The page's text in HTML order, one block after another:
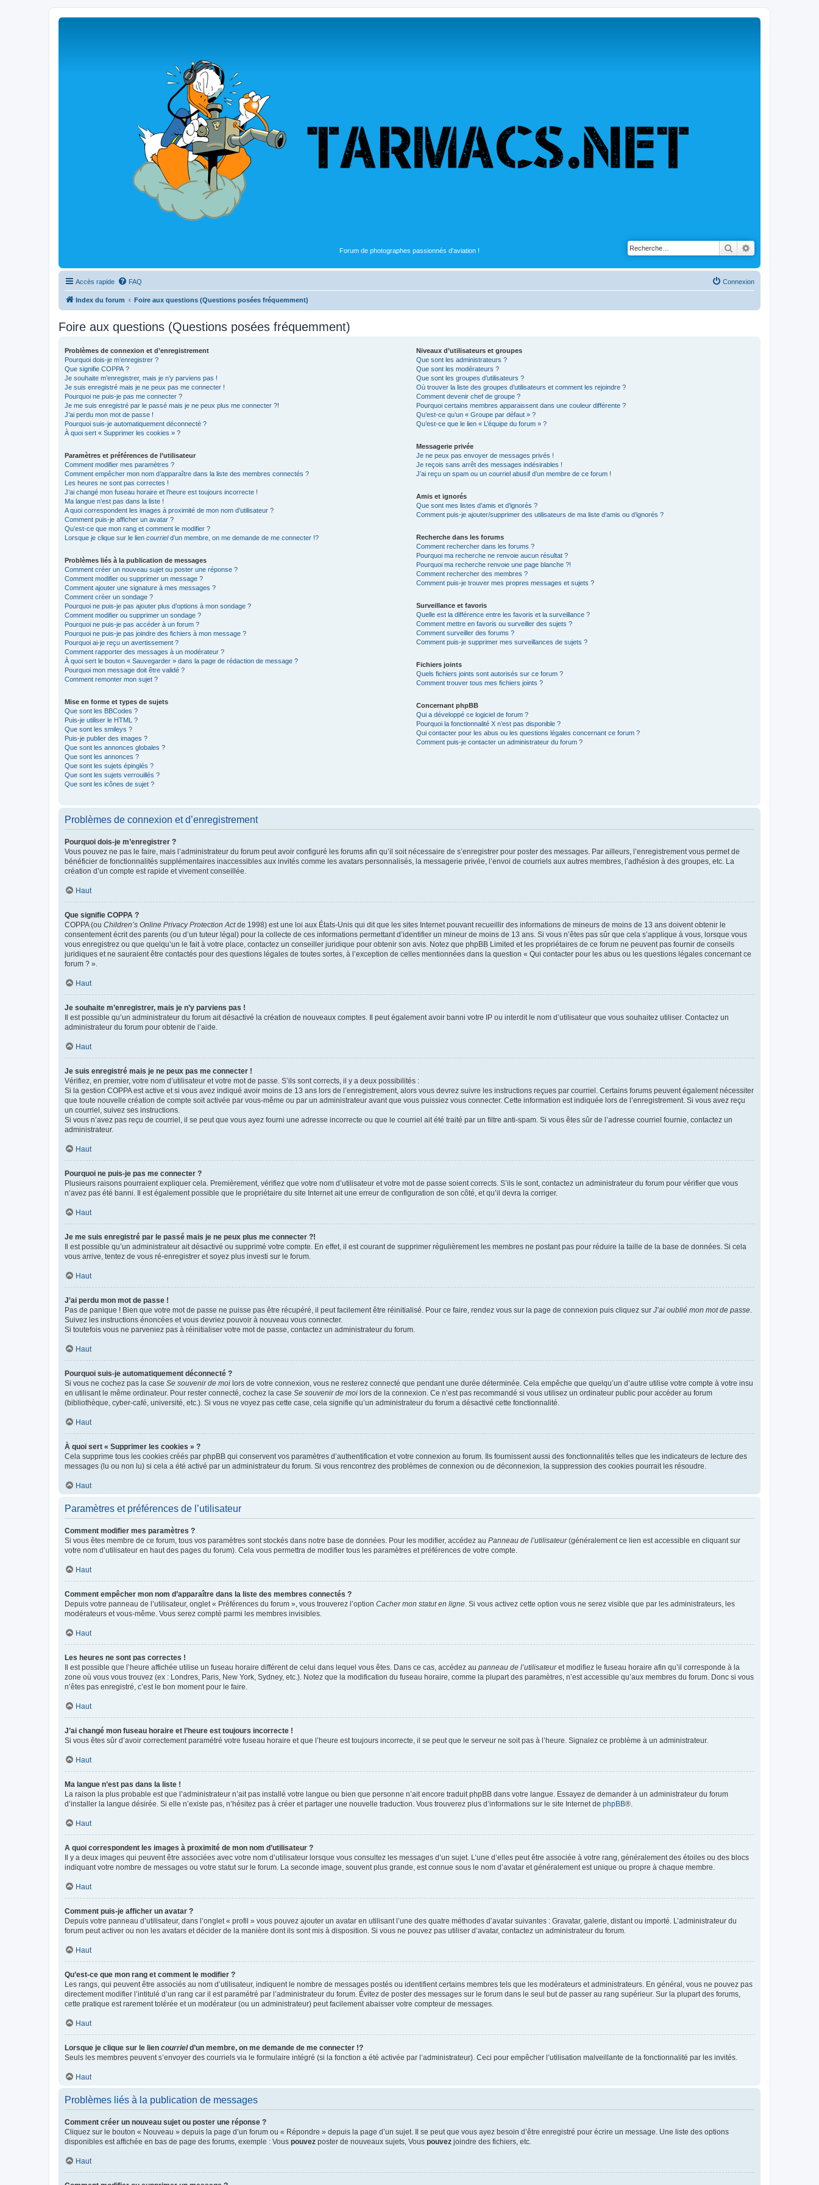
Forum de photographes passionnés d'aviation ! Rechercher
Accès rapide FAQ Connexion
Index du forum Foire aux questions (Questions posées fréquemment)
Foire aux questions (Questions posées fréquemment)
Problèmes de connexion et d’enregistrement
Pourquoi dois-je m’enregistrer ?
Que signifie COPPA ?
Je souhaite m’enregistrer, mais je n’y parviens pas !
Je suis enregistré mais je ne peux pas me connecter !
Pourquoi ne puis-je pas me connecter ?
Je me suis enregistré par le passé mais je ne peux plus me connecter ?!
J’ai perdu mon mot de passe !
Pourquoi suis-je automatiquement déconnecté ?
À quoi sert « Supprimer les cookies » ?
Paramètres et préférences de l’utilisateur
Comment modifier mes paramètres ?
Comment empêcher mon nom d’apparaître dans la liste des membres connectés ?
Les heures ne sont pas correctes !
J’ai changé mon fuseau horaire et l’heure est toujours incorrecte !
Ma langue n’est pas dans la liste !
A quoi correspondent les images à proximité de mon nom d’utilisateur ?
Comment puis-je afficher un avatar ?
Qu’est-ce que mon rang et comment le modifier ?
Lorsque je clique sur le lien courrield’un membre, on me demande de me connecter !?
Problèmes liés à la publication de messages
Comment créer un nouveau sujet ou poster une réponse ?
Comment modifier ou supprimer un message ?
Comment ajouter une signature à mes messages ?
Comment créer un sondage ?
Pourquoi ne puis-je pas ajouter plus d’options à mon sondage ?
Comment modifier ou supprimer un sondage ?
Pourquoi ne puis-je pas accéder à un forum ?
Pourquoi ne puis-je pas joindre des fichiers à mon message ?
Pourquoi ai-je reçu un avertissement ?
Comment rapporter des messages à un modérateur ?
À quoi sert le bouton « Sauvegarder » dans la page de rédaction de message ?
Pourquoi mon message doit être validé ?
Comment remonter mon sujet ?
Mise en forme et types de sujets
Que sont les BBCodes ?
Puis-je utiliser le HTML ?
Que sont les smileys ?
Puis-je publier des images ?
Que sont les annonces globales ?
Que sont les annonces ?
Que sont les sujets épinglés ?
Que sont les sujets verrouillés ?
Que sont les icônes de sujet ?
Niveaux d’utilisateurs et groupes
Que sont les administrateurs ?
Que sont les modérateurs ?
Que sont les groupes d’utilisateurs ?
Où trouver la liste des groupes d’utilisateurs et comment les rejoindre ?
Comment devenir chef de groupe ?
Pourquoi certains membres apparaissent dans une couleur différente ?
Qu’est-ce qu’un « Groupe par défaut » ?
Qu’est-ce que le lien « L’équipe du forum » ?
Messagerie privée
Je ne peux pas envoyer de messages privés !
Je reçois sans arrêt des messages indésirables !
J’ai reçu un spam ou un courriel abusif d’un membre de ce forum !
Amis et ignorés
Que sont mes listes d’amis et d’ignorés ?
Comment puis-je ajouter/supprimer des utilisateurs de ma liste d’amis ou d’ignorés ?
Recherche dans les forums
Comment rechercher dans les forums ?
Pourquoi ma recherche ne renvoie aucun résultat ?
Pourquoi ma recherche renvoie une page blanche ?!
Comment rechercher des membres ?
Comment puis-je trouver mes propres messages et sujets ?
Surveillance et favoris
Quelle est la différence entre les favoris et la surveillance ?
Comment mettre en favoris ou surveiller des sujets ?
Comment surveiller des forums ?
Comment puis-je supprimer mes surveillances de sujets ?
Fichiers joints
Quels fichiers joints sont autorisés sur ce forum ?
Comment trouver tous mes fichiers joints ?
Concernant phpBB
Qui a développé ce logiciel de forum ?
Pourquoi la fonctionnalité X n’est pas disponible ?
Qui contacter pour les abus ou les questions légales concernant ce forum ?
Comment puis-je contacter un administrateur du forum ?
Problèmes de connexion et d’enregistrement
Pourquoi dois-je m’enregistrer ?
Vous pouvez ne pas le faire, mais l’administrateur du forum peut avoir configuré les forums afin qu’il soit nécessaire de s’enregistrer pour poster des messages. Par ailleurs, l’enregistrement vous permet de
bénéficier de fonctionnalités supplémentaires inaccessibles aux invités comme les avatars personnalisés, la messagerie privée, l’envoi de courriels aux autres membres, l’adhésion à des groupes, etc. La
création d’un compte est rapide et vivement conseillée.
Haut
Que signifie COPPA ?
COPPA (ou Children’s Online Privacy Protection Actde 1998) est une loi aux États-Unis qui dit que les sites Internet pouvant recueillir des informations de mineurs de moins de 13 ans doivent obtenir le
consentement écrit des parents (ou d’un tuteur légal) pour la collecte de ces informations permettant d’identifier un mineur de moins de 13 ans. Si vous n’êtes pas sûr que cela s’applique à vous, lorsque vous
vous enregistrez ou que quelqu’un le fait à votre place, contactez un conseiller juridique pour obtenir son avis. Notez que phpBB Limited et les propriétaires de ce forum ne peuvent pas fournir de conseils
juridiques et ne sauraient être contactés pour des questions légales de toutes sortes, à l’exception de celles mentionnées dans la question « Qui contacter pour les abus ou les questions légales concernant ce
forum ? ».
Haut
Je souhaite m’enregistrer, mais je n’y parviens pas !
Il est possible qu’un administrateur du forum ait désactivé la création de nouveaux comptes. Il peut également avoir banni votre IP ou interdit le nom d’utilisateur que vous souhaitez utiliser. Contactez un
administrateur du forum pour obtenir de l’aide.
Haut
Je suis enregistré mais je ne peux pas me connecter !
Vérifiez, en premier, votre nom d’utilisateur et votre mot de passe. S’ils sont corrects, il y a deux possibilités :
Si la gestion COPPA est active et si vous avez indiqué avoir moins de 13 ans lors de l’enregistrement, alors vous devrez suivre les instructions reçues par courriel. Certains forums peuvent également nécessiter
que toute nouvelle création de compte soit activée par vous-même ou par un administrateur avant que vous puissiez vous connecter. Cette information est indiquée lors de l’enregistrement. Si vous avez reçu
un courriel, suivez ses instructions.
Si vous n’avez pas reçu de courriel, il se peut que vous ayez fourni une adresse incorrecte ou que le courriel ait été traité par un filtre anti-spam. Si vous êtes sûr de l’adresse courriel fournie, contactez un
administrateur.
Haut
Pourquoi ne puis-je pas me connecter ?
Plusieurs raisons pourraient expliquer cela. Premièrement, vérifiez que votre nom d’utilisateur et votre mot de passe soient corrects. S’ils le sont, contactez un administrateur du forum pour vérifier que vous
n’avez pas été banni. Il est également possible que le propriétaire du site Internet ait une erreur de configuration de son côté, et qu’il devra la corriger.
Haut
Je me suis enregistré par le passé mais je ne peux plus me connecter ?!
Il est possible qu’un administrateur ait désactivé ou supprimé votre compte. En effet, il est courant de supprimer régulièrement les membres ne postant pas pour réduire la taille de la base de données. Si cela
vous arrive, tentez de vous ré-enregistrer et soyez plus investi sur le forum.
Haut
J’ai perdu mon mot de passe !
Pas de panique ! Bien que votre mot de passe ne puisse pas être récupéré, il peut facilement être réinitialisé. Pour ce faire, rendez vous sur la page de connexion puis cliquez sur J’ai oublié mon mot de passe
Suivez les instructions énoncées et vous devriez pouvoir à nouveau vous connecter.
Si toutefois vous ne parveniez pas à réinitialiser votre mot de passe, contactez un administrateur du forum.
Haut
Pourquoi suis-je automatiquement déconnecté ?
Si vous ne cochez pas la case Se souvenir de moi lors de votre connexion, vous ne resterez connecté que pendant une durée déterminée. Cela empêche que quelqu’un d’autre utilise votre compte à votre insu
en utilisant le même ordinateur. Pour rester connecté, cochez la case Se souvenir de moi lors de la connexion. Ce n’est pas recommandé si vous utilisez un ordinateur public pour accéder au forum
(bibliothèque, cyber-café, université, etc.). Si vous ne voyez pas cette case, cela signifie qu’un administrateur du forum a désactivé cette fonctionnalité.
Haut
À quoi sert « Supprimer les cookies » ?
Cela supprime tous les cookies créés par phpBB qui conservent vos paramètres d’authentification et votre connexion au forum. Ils fournissent aussi des fonctionnalités telles que les indicateurs de lecture des
messages (lu ou non lu) si cela a été activé par un administrateur du forum. Si vous rencontrez des problèmes de connexion ou de déconnexion, la suppression des cookies pourrait les résoudre.
Haut
Paramètres et préférences de l’utilisateur
Comment modifier mes paramètres ?
Si vous êtes membre de ce forum, tous vos paramètres sont stockés dans notre base de données. Pour les modifier, accédez au Panneau de l’utilisateur(généralement ce lien est accessible en cliquant sur
votre nom d’utilisateur en haut des pages du forum). Cela vous permettra de modifier tous les paramètres et préférences de votre compte.
Haut
Comment empêcher mon nom d’apparaître dans la liste des membres connectés ?
Depuis votre panneau de l’utilisateur, onglet « Préférences du forum », vous trouverez l’option Cacher mon statut en ligne . Si vous activez cette option vous ne serez visible que par les administrateurs, les
modérateurs et vous-même. Vous serez compté parmi les membres invisibles.
Haut
Les heures ne sont pas correctes !
Il est possible que l’heure affichée utilise un fuseau horaire différent de celui dans lequel vous êtes. Dans ce cas, accédez au panneau de l’utilisateuret modifiez le fuseau horaire afin qu’il corresponde à la
zone où vous vous trouvez (ex : Londres, Paris, New York, Sydney, etc.). Notez que la modification du fuseau horaire, comme la plupart des paramètres, n’est accessible qu’aux membres du forum. Donc si vous
n’êtes pas enregistré, c’est le bon moment pour le faire.
Haut
J’ai changé mon fuseau horaire et l’heure est toujours incorrecte !
Si vous êtes sûr d’avoir correctement paramétré votre fuseau horaire et que l’heure est toujours incorrecte, il se peut que le serveur ne soit pas à l’heure. Signalez ce problème à un administrateur.
Haut
Ma langue n’est pas dans la liste !
La raison la plus probable est que l’administrateur n’ait pas installé votre langue ou bien que personne n’ait encore traduit phpBB dans votre langue. Essayez de demander à un administrateur du forum
d’installer la langue désirée. Si elle n’existe pas, n’hésitez pas à créer et partager une nouvelle traduction. Vous trouverez plus d’informations sur le site Internet de phpBB®.
Haut
A quoi correspondent les images à proximité de mon nom d’utilisateur ?
Il y a deux images qui peuvent être associées avec votre nom d’utilisateur lorsque vous consultez les messages d’un sujet. L’une d’elles peut être associée à votre rang, généralement des étoiles ou des blocs
indiquant votre nombre de messages ou votre statut sur le forum. La seconde image, souvent plus grande, est connue sous le nom d’avatar et généralement est unique ou propre à chaque membre.
Haut
Comment puis-je afficher un avatar ?
Depuis votre panneau d’utilisateur, dans l’onglet « profil » vous pouvez ajouter un avatar en utilisant l’une des quatre méthodes d’avatar suivantes : Gravatar, galerie, distant ou importé. L’administrateur du
forum peut activer ou non les avatars et décider de la manière dont ils sont mis à disposition. Si vous ne pouvez pas utiliser d’avatar, contactez un administrateur du forum.
Haut
Qu’est-ce que mon rang et comment le modifier ?
Les rangs, qui peuvent être associés au nom d’utilisateur, indiquent le nombre de messages postés ou identifient certains membres tels que les modérateurs et administrateurs. En général, vous ne pouvez pas
directement modifier l’intitulé d’un rang car il est paramétré par l’administrateur du forum. Évitez de poster des messages sur le forum dans le seul but de passer au rang supérieur. Sur la plupart des forums,
cette pratique est rarement tolérée et un modérateur (ou un administrateur) peut facilement abaisser votre compteur de messages.
Haut
Lorsque je clique sur le lien courrield’un membre, on me demande de me connecter !?
Seuls les membres peuvent s’envoyer des courriels via le formulaire intégré (si la fonction a été activée par l’administrateur). Ceci pour empêcher l’utilisation malveillante de la fonctionnalité par les invités.
Haut
Problèmes liés à la publication de messages
Comment créer un nouveau sujet ou poster une réponse ?
Cliquez sur le bouton « Nouveau » depuis la page d’un forum ou « Répondre » depuis la page d’un sujet. Il se peut que vous ayez besoin d’être enregistré pour écrire un message. Une liste des options
disponibles est affichée en bas de page des forums, exemple : Vous pouvez poster de nouveaux sujets, Vous pouvez joindre des fichiers, etc.
Haut